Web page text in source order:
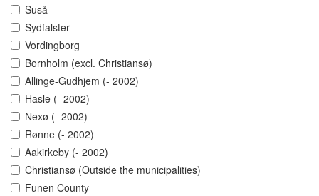
Suså
Sydfalster
Vordingborg
Bornholm (excl. Christiansø)
Allinge-Gudhjem (- 2002)
Hasle (- 2002)
Nexø (- 2002)
Rønne (- 2002)
Aakirkeby (- 2002)
Christiansø (Outside the municipalities)
Funen County